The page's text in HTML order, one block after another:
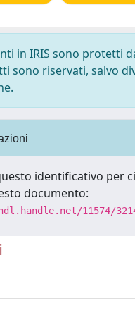
in IRIS sono protetti
sono riservati, salvo
identificativo per
documento:
11574/